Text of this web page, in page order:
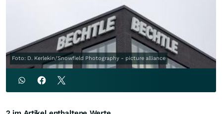
Foto: D. Kerlekin/Snowfield Photography - picture alliance